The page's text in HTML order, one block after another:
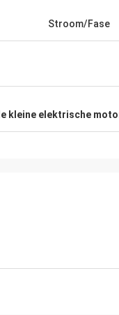
zeer snel en hulp in
Stroom/Fase
kleine elektrische